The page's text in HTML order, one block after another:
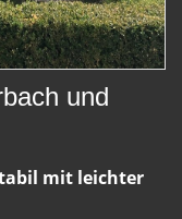
und
mit leichter